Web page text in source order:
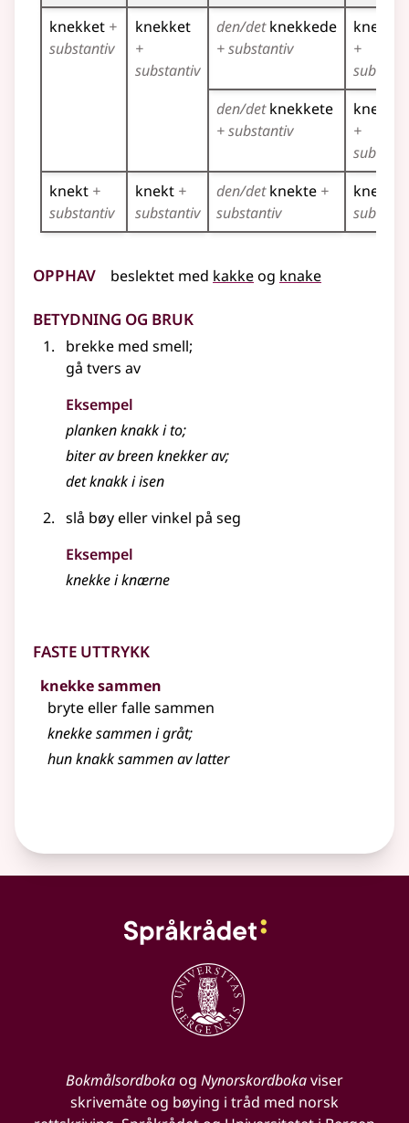
knekket +
substantiv
knekket
+
substantiv
den/detknekkede
+ substantiv
+
den/detknekkete
+ substantiv
+
knekt +
substantiv
knekt +
substantiv
den/detknekte +
substantiv
knekte
Opphav beslektet med kakkeog knake
Betydning og bruk
brekke med smell;
gå tvers av
Eksempel
planken knakk i to;
biter av breenknekkerav;
det knakk i isen
slå bøy eller vinkel på seg
Eksempel
knekkei knærne
Faste uttrykk
knekke sammen
bryte eller falle sammen
knekke sammen i gråt;
hun knakk sammen av latter
Bokmålsordbokaog Nynorskordbokaviser
skrivemåte og bøying i tråd med norsk